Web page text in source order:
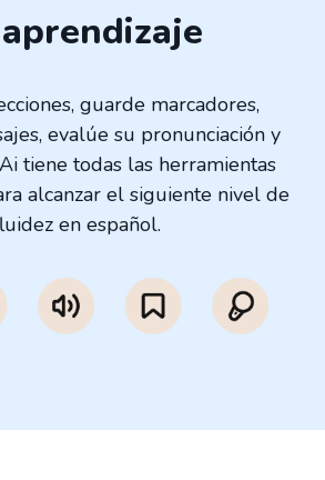
guarde marcadores,
evalúe su pronunciación y
tiene todas las herramientas
alcanzar el siguiente nivel de
en español.